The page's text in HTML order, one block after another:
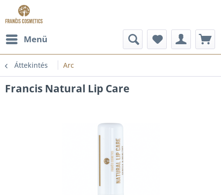
Menü
Áttekintés Arc
Francis Natural Lip Care